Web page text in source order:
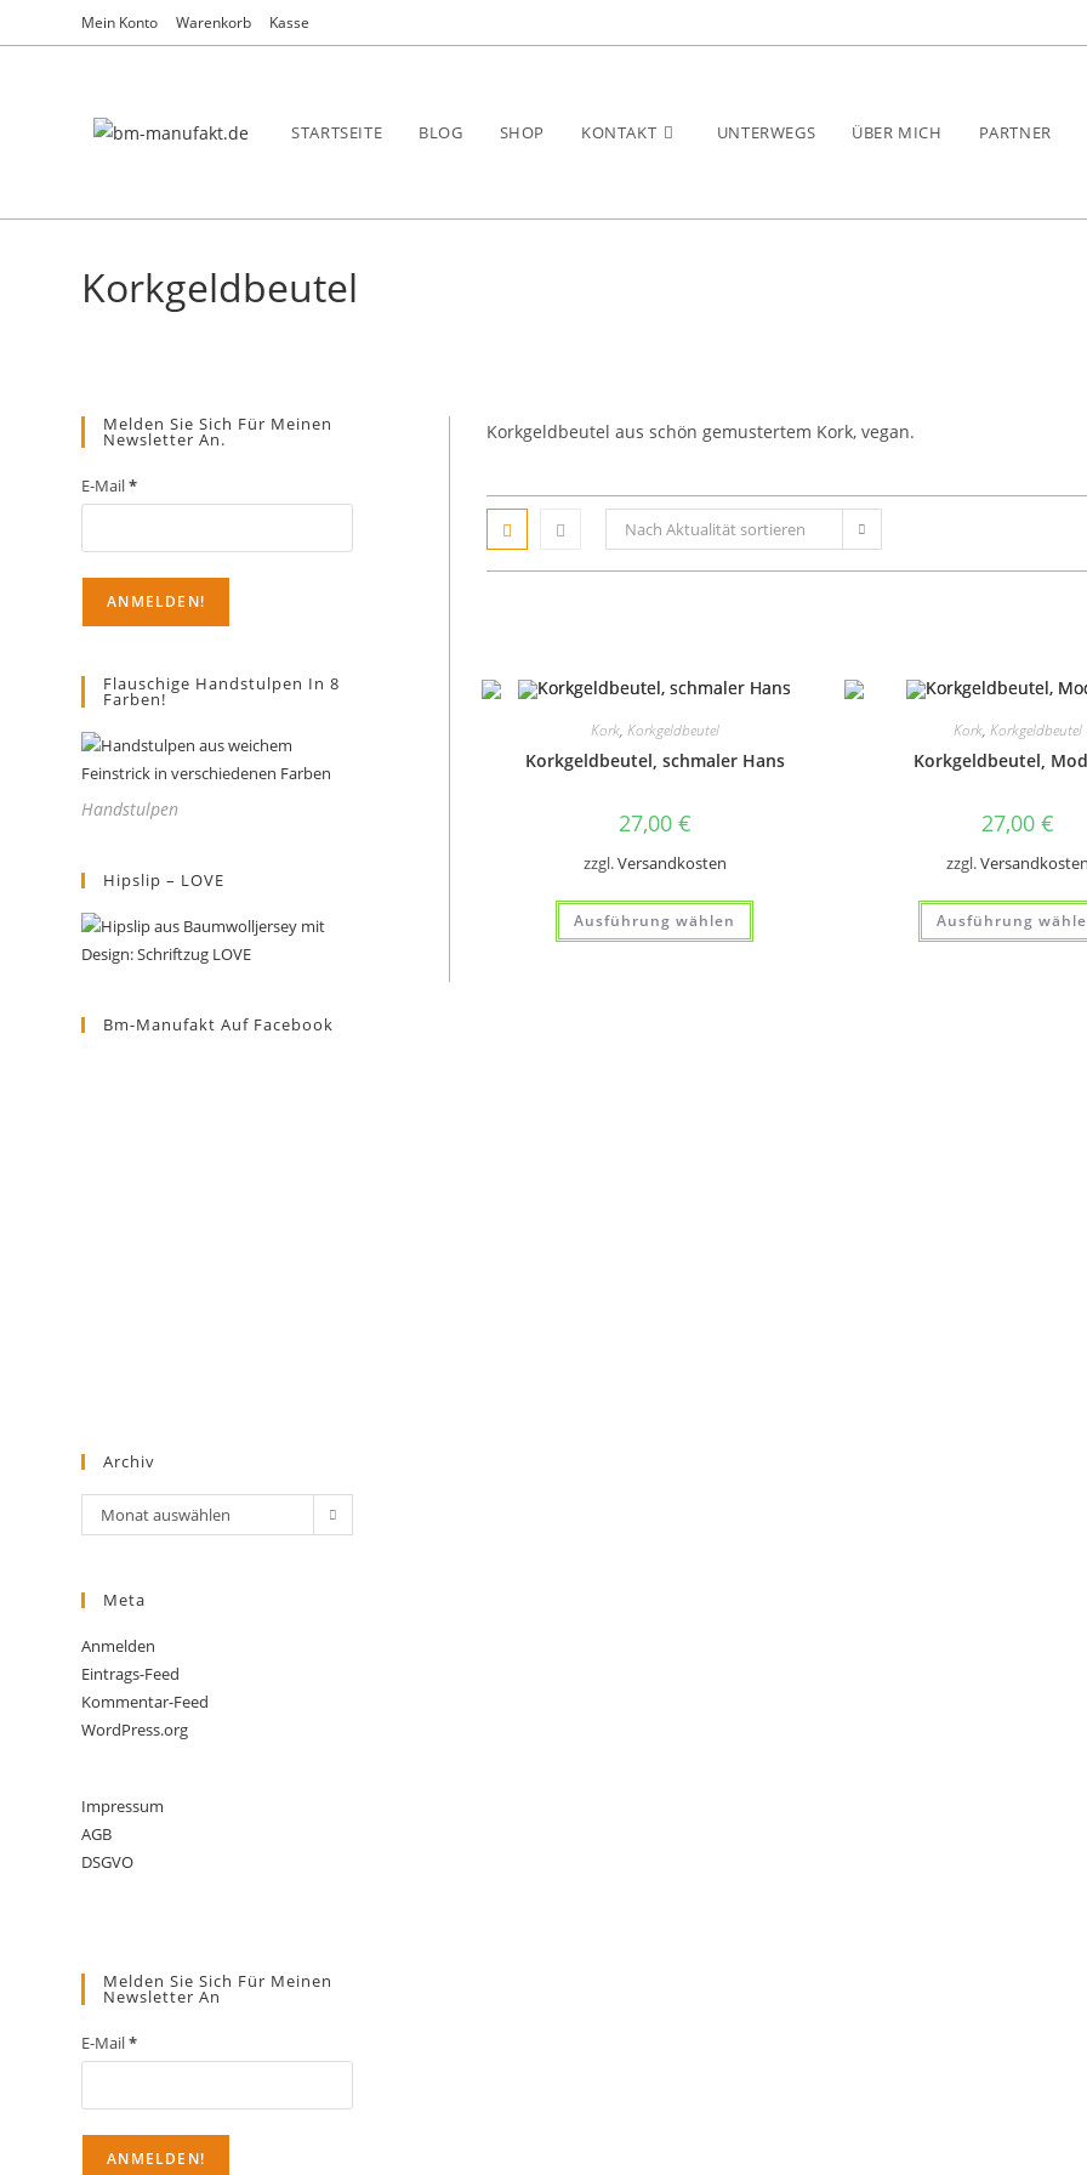
Inhalt
Mein Konto Warenkorb Kasse
STARTSEITE BLOG SHOP KONTAKT UNTERWEGS ÜBER MICH PARTNER
Korkgeldbeutel
Korkgeldbeutel aus schön gemustertem Kork, vegan.
Nach Aktualität sortieren
Kork, Korkgeldbeutel
Korkgeldbeutel, schmaler Hans
27,00 €
zzgl.Versandkosten
Ausführung wählen
Dieses
weist
Kork, Korkgeldbeutel
Korkgeldbeutel,
27,00 €
zzgl.Versandkosten
Ausführung
Melden Sie Sich Für Meinen
Newsletter An.
E-Mail*
Flauschige Handstulpen In 8
Farben!
Handstulpen
Hipslip – LOVE
Bm-Manufakt Auf Facebook
Archiv
Archiv
Monat auswählen
Meta
Anmelden
Eintrags-Feed
Kommentar-Feed
WordPress.org
Impressum
AGB
DSGVO
Melden Sie Sich Für Meinen
Newsletter An
E-Mail*